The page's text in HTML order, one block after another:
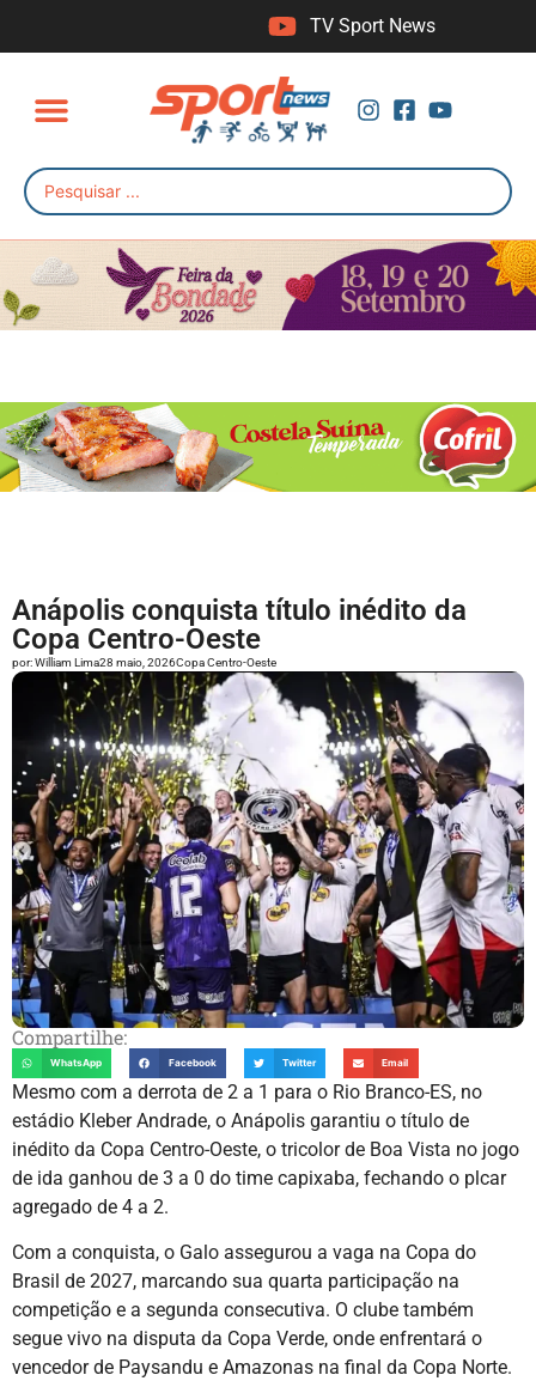
TV Sport News
Anápolis conquista título inédito da
Copa Centro-Oeste
por:William Lima28 maio, 2026Copa Centro-Oeste
Compartilhe:
WhatsApp Facebook Twitter Email
Mesmo com a derrota de 2 a 1 para o Rio Branco-ES, no
estádio Kleber Andrade, o Anápolis garantiu o título de
inédito da Copa Centro-Oeste, o tricolor de Boa Vista no jogo
de ida ganhou de 3 a 0 do time capixaba, fechando o plcar
agregado de 4 a 2.
Com a conquista, o Galo assegurou a vaga na Copa do
Brasil de 2027, marcando sua quarta participação na
competição e a segunda consecutiva. O clube também
segue vivo na disputa da Copa Verde, onde enfrentará o
vencedor de Paysandu e Amazonas na final da Copa Norte.